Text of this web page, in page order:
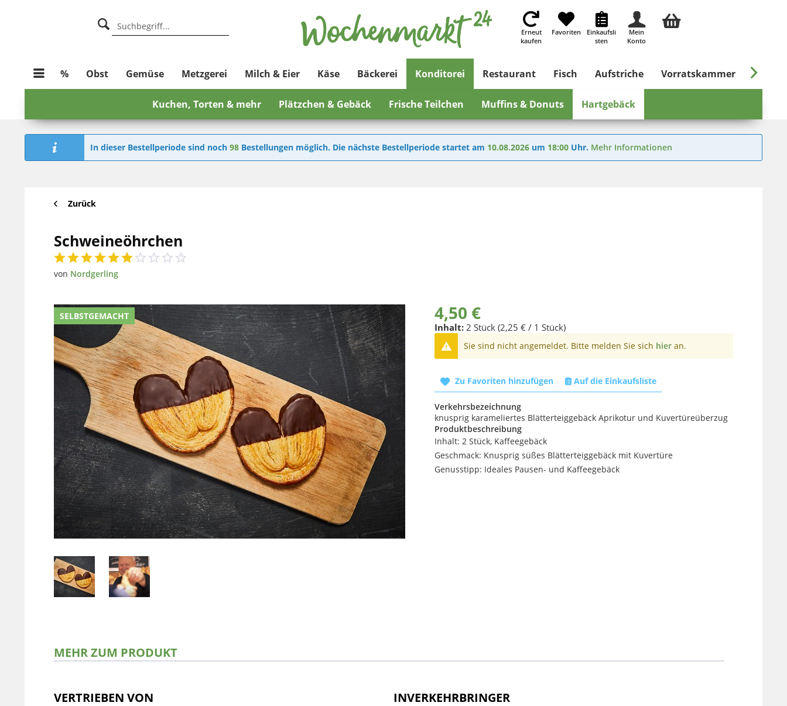
Erneut
kaufen
Favoriten
Einkaufsli
sten
Mein
Konto
% Obst Gemüse Metzgerei Milch & Eier Käse Bäckerei Konditorei Restaurant Fisch Aufstriche Vorratskammer Süßes
Kuchen, Torten & mehr Plätzchen & Gebäck Frische Teilchen Muffins & Donuts Hartgebäck

In dieser Bestellperiode sind noch 98 Bestellungen möglich. Die nächste Bestellperiode startet am 10.08.2026 um 18:00 Uhr. Mehr Informationen
Zurück
Schweineöhrchen
von Nordgerling
SELBSTGEMACHT 4,50 €
Inhalt: 2 Stück (2,25 € / 1 Stück)
Sie sind nicht angemeldet. Bitte melden Sie sich hier an.
Zu Favoriten hinzufügen Auf die Einkaufsliste
Verkehrsbezeichnung
knusprig karameliertes Blätterteiggebäck Aprikotur und Kuvertüreüberzug
Produktbeschreibung
Inhalt: 2 Stück, Kaffeegebäck
Geschmack: Knusprig süßes Blätterteiggebäck mit Kuvertüre
Genusstipp: Ideales Pausen- und Kaffeegebäck
MEHR ZUM PRODUKT
VERTRIEBEN VON INVERKEHRBRINGER